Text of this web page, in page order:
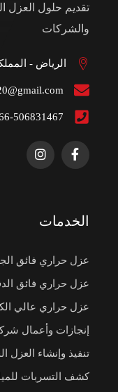
تقديم حلول العزل
والشركات
الرياض -
506831467
الخدمات
عزل حراري فائق
عزل حراري فائق
عزل حراري عالي
إنجازات وأعمال
تنفيذ وإنشاء العزل
كشف التسربات